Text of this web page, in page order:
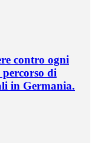
contro ogni
di
in Germania.